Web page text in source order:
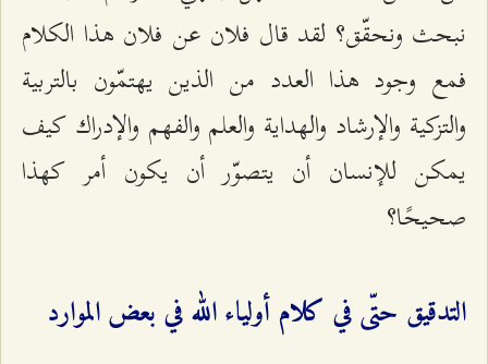
نبحث ونحقّق؟ لقد قال فلان عن فلان هذا الكلام
فمع وجود هذا العدد من الذين يهتمّون بالتربية
والتزكية والإرشاد والهداية والعلم والفهم والإدراك كيف
يمكن للإنسان أن يتصوّر أن يكون أمر كهذا
صحيحًا؟
التدقيق حتّى في كلام أولياء الله في بعض الموارد